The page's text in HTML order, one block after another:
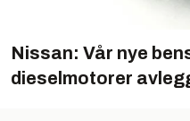
Nissan: Vår nye
dieselmotorer